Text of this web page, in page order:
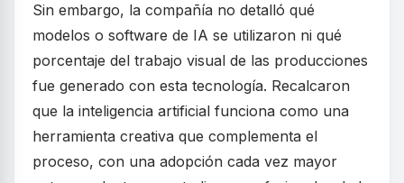
Sin embargo, la compañía no detalló qué
modelos o software de IA se utilizaron ni qué
porcentaje del trabajo visual de las producciones
fue generado con esta tecnología. Recalcaron
que la inteligencia artificial funciona como una
herramienta creativa que complementa el
proceso, con una adopción cada vez mayor